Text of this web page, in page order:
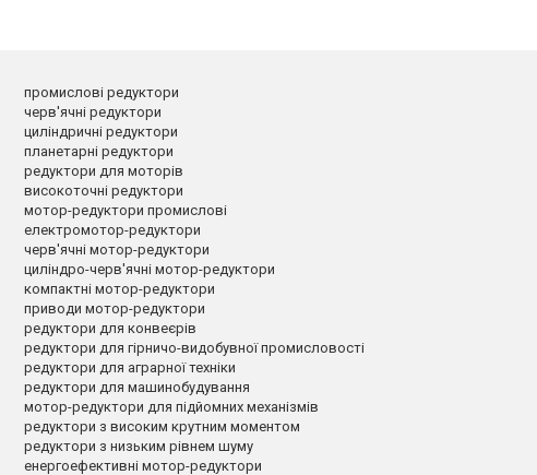
промислові редуктори
черв'ячні редуктори
циліндричні редуктори
планетарні редуктори
редуктори для моторів
високоточні редуктори
мотор-редуктори промислові
електромотор-редуктори
черв'ячні мотор-редуктори
циліндро-черв'ячні мотор-редуктори
компактні мотор-редуктори
приводи мотор-редуктори
редуктори для конвеєрів
редуктори для гірничо-видобувної промисловості
редуктори для аграрної техніки
редуктори для машинобудування
мотор-редуктори для підйомних механізмів
редуктори з високим крутним моментом
редуктори з низьким рівнем шуму
енергоефективні мотор-редуктори